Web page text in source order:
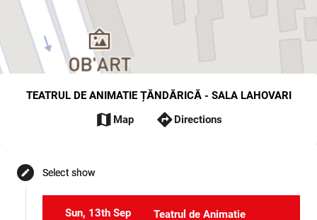
TEATRUL DE ANIMATIE ȚĂNDĂRICĂ - SALA LAHOVARI
map Map directionsDirections
edit Select show
Sun, 13th Sep
Teatrul de Animatie